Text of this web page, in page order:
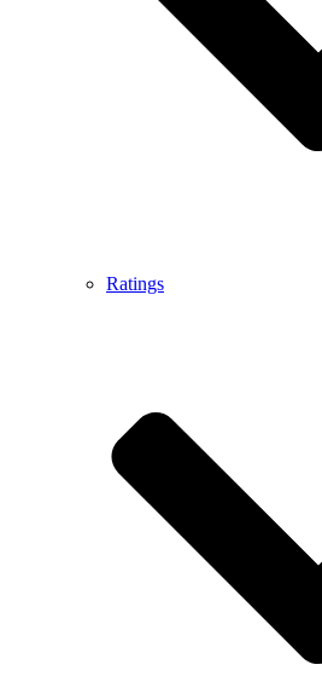
Ratings